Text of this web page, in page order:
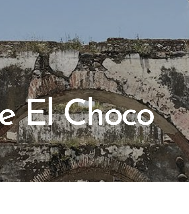
El Choco